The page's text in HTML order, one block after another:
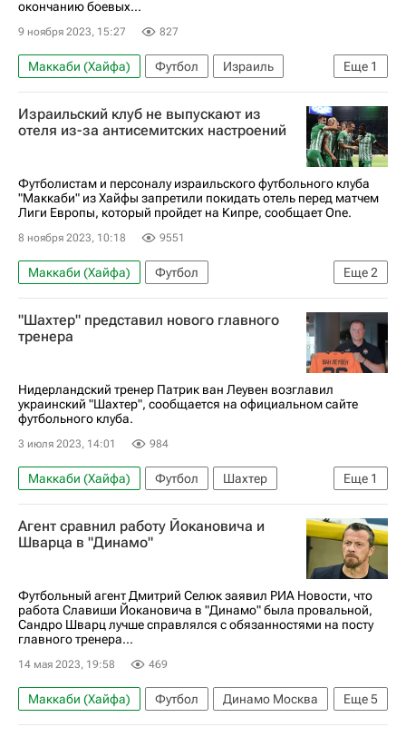
окончанию боевых...
9 ноября 2023, 15:27 827
Еще 1
Маккаби (Хайфа) Футбол
Израиль
Вокруг спорта
Израильский клуб не выпускают из
отеля из-за антисемитских настроений
Футболистам и персоналу израильского футбольного клуба
"Маккаби" из Хайфы запретили покидать отель перед матчем
Лиги Европы, который пройдет на Кипре, сообщает One.
8 ноября 2023, 10:18 9551
Еще2
Маккаби (Хайфа)
Футбол
Союз европейских футбольных ассоциаций (УЕФА)
Вокруг спорта
"Шахтер" представил нового главного
тренера
Нидерландский тренер Патрик ван Леувен возглавил
украинский "Шахтер", сообщается на официальном сайте
футбольного клуба.
3 июля 2023, 14:01 984
Еще 1
Маккаби (Хайфа) Футбол
Шахтер
Заря (Луганск)
Агент сравнил работу Йокановича и
Шварца в "Динамо"
Футбольный агент Дмитрий Селюк заявил РИА Новости, что
работа Славиши Йокановича в "Динамо" была провальной,
Сандро Шварц лучше справлялся с обязанностями на посту
главного тренера...
14 мая 2023, 19:58 469
Еще5
Маккаби (Хайфа) Футбол
Динамо Москва
Ахмат
Сандро Шварц